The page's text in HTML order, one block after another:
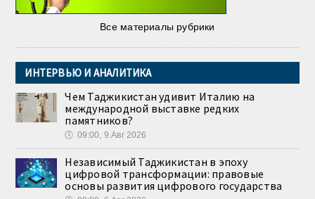
Все материалы рубрики
ИНТЕРВЬЮ И АНАЛИТИКА
Чем Таджикистан удивит Италию на
международной выставке редких
памятников?
🕔 09:00, 9.Авг 2026
Независимый Таджикистан в эпоху
цифровой трансформации: правовые
основы развития цифрового государства